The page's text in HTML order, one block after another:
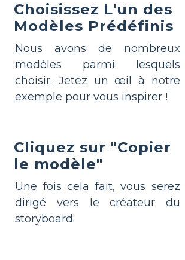
Choisissez L'un des
Modèles Prédéfinis
Nous avons de nombreux
modèles parmi lesquels
choisir. Jetez un œil à notre
exemple pour vous inspirer !
Cliquez sur "Copier
le modèle"
Une fois cela fait, vous serez
dirigé vers le créateur du
storyboard.